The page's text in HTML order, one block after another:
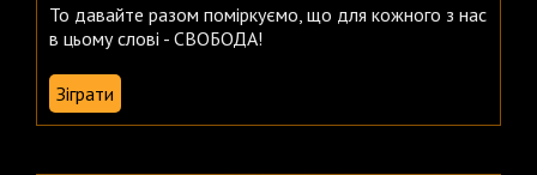
То давайте разом поміркуємо, що для кожного з нас
в цьому слові - СВОБОДА!
Зіграти